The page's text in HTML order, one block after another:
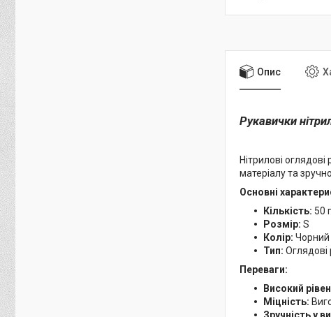
Опис
Рукавички
Нітрилові
матеріалу та
Основні
Кількість: 50
Розмір: S
Колір: Чорний
Тип: Оглядові
Переваги:
Високий
Міцність: